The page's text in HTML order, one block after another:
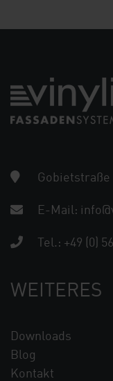
Gobietstraße
E-Mail:
Tel.: +49 (0)
WEITERES
Downloads
Blog
Kontakt